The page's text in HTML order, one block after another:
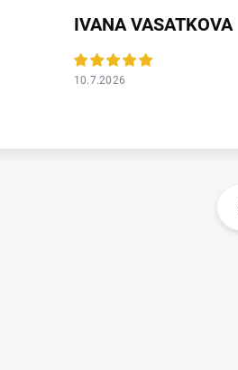
IVANA VASATKOVA
10.7.2026